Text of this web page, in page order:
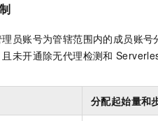
员账号为管辖范围内的成员账
未开通除无代理检测和
分配起始量和